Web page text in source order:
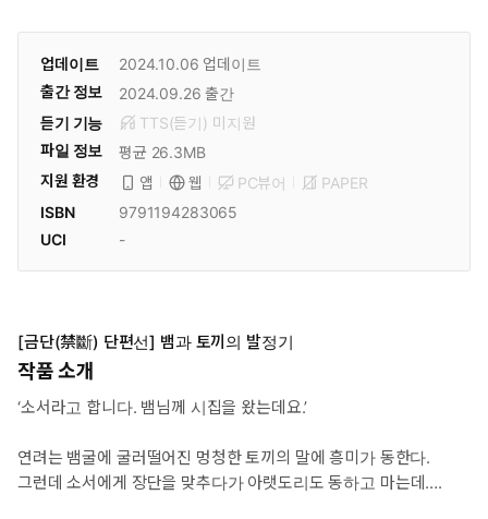
업데이트 2024.10.06 업데이트
출간 정보
2024.09.26 출간
듣기 기능
TTS(듣기) 미 지원
파일 정보
평균 26.3MB
지원 환경
앱 웹 PC뷰어
PAPER
ISBN
9791194283065
UCI
-
[금단(禁斷) 단편선] 뱀과 토끼의 발정기
작품 소개
‘소서라고 합니다. 뱀님께 시집을 왔는데요.’
연려는 뱀굴에 굴러떨어진 멍청한 토끼의 말에 흥미가 동한다.
그런데 소서에게 장단을 맞추다가 아랫도리도 동하고 마는데….